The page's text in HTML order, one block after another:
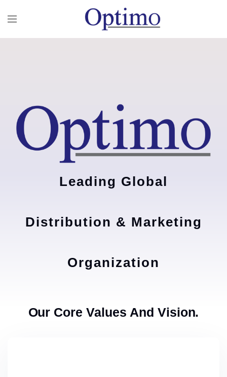
Leading Global
Distribution & Marketing
Organization
Our Core Values And Vision.